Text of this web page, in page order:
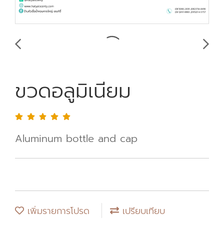
ขวดอลูมิเนียม
Aluminum bottle and cap
เพิ่มรายการโปรด เปรียบเทียบ